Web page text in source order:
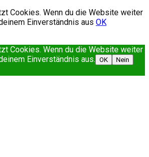
Cookies. Wenn du die Website weiter
Einverständnis aus OK
Cookies. Wenn du die Website weiter
Einverständnis aus. OK
Nein